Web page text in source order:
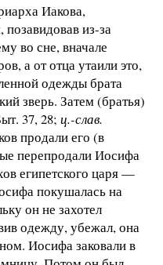
Иакова,
из-за
во сне, вначале
а от отца утаили это,
одежды брата
зверь. Затем (братья)
37, 28; ц.-слав.
продали его (в
перепродали Иосифа
египетского царя —
покушалась на
он не захотел
одежду, убежал, она
Иосифа заковали в